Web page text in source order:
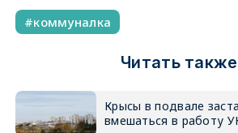
коммуналка
Читать
Крысы в подвале
вмешаться в работу